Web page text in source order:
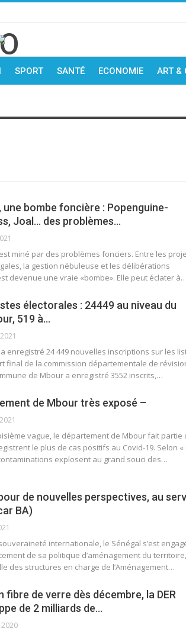
SPORT SANTÉ ECONOMIE ART &
bombe foncière : Popenguine-
Joal… des problèmes…
miné par des problèmes fonciers. Entre les
la gestion nébuleuse et les délibérations
devenue une vraie «bombe». Elle peut éclater à…
électorales : 24449 au niveau du
519 à…
enregistré 24 449 nouvelles inscriptions sur les
final de la commission départementale de
de Mbour a enregistré 3552 inscrits,…
de Mbour très exposé –
vague, le département de Mbour fait partie
le plus de cas positifs au Covid-19. Selon «
explosent au grand souci des…
de nouvelles perspectives, au
BA)
internationale, le Sénégal s’est
de sa politique d’aménagement du
des structures en charge de l’Aménagement…
fibre de verre dès décembre, la DER
de 2 milliards de…